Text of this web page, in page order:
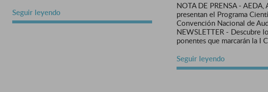
Seguir leyendo
NOTA DE PRENSA - AEDA,
presentan el Programa
Convención Nacional de
NEWSLETTER - Descubre
ponentes que marcarán la I
Seguir leyendo